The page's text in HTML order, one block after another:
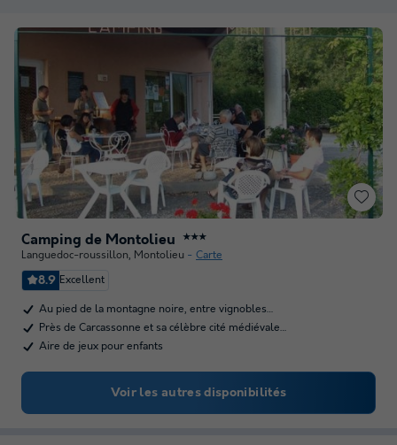
Camping de Montolieu ★★★
Languedoc-roussillon, Montolieu Carte
8.9 Excellent
Au pied de la montagne noire, entre vignobles…
Près de Carcassonne et sa célèbre cité médiévale…
Aire de jeux pour enfants
Voir les autres disponibilités